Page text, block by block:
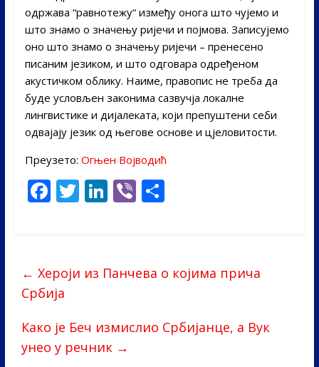
одржава “равнотежу“ између онога што чујемо и
што знамо о значењу ријечи и појмова. Записујемо
оно што знамо о значењу ријечи – пренесено
писаним језиком, и што одговара одређеном
акустичком облику. Наиме, правопис не треба да
буде условљен законима сазвучја локалне
лингвистике и дијалеката, који препуштени себи
одвајају језик од његове основе и цјеловитости.
Преузето: Огњен Војводић
F
o
o
k
T Li
dI
Vi S
← Хероји из Панчева о којима прича
Србија
Како је Беч измислио Србијанце, а Вук
унео у речник →